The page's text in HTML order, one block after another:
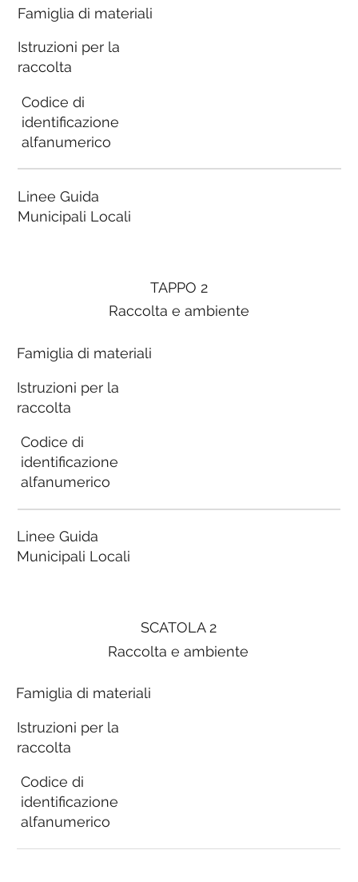
Famiglia di materiali
Istruzioni per la
raccolta
Codice di
identificazione
alfanumerico
Linee Guida
Municipali Locali
SCATOLA 2
Raccolta e ambiente
Famiglia di materiali
Istruzioni per la
raccolta
Codice di
identificazione
alfanumerico
TAPPO 2
Raccolta e ambiente
Famiglia di materiali
Istruzioni per la
raccolta
Codice di
identificazione
alfanumerico
Linee Guida
Municipali Locali